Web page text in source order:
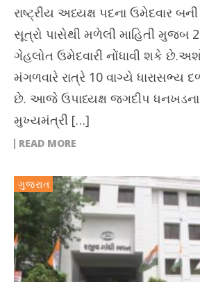
રાષ્ટ્રીય અધ્યક્ષ પદના ઉમેદવાર
સૂત્રો પાસેથી મળેલી માહિતી મુજબ
ગેહલોત ઉમેદવારી નોંધાવી શકે
મંગળવારે રાત્રે 10 વાગ્યે ધારાસભ્ય
છે. આજે ઉપાધ્યક્ષ જગદીપ ધનખડના
મુખ્યમંત્રી […]
READ MORE
ગુજરાત